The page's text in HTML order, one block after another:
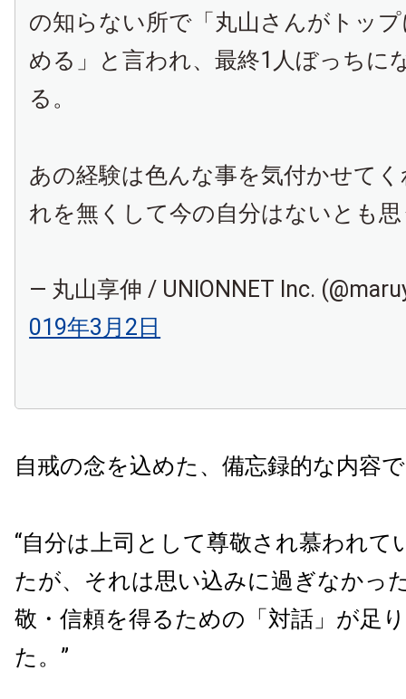
の知らない所で「丸山さんがトッ
める」と言われ、最終1人ぼっちに
る。
あの経験は色んな事を気付かせて
れを無くして今の自分はないとも
— 丸山享伸 / UNIONNET Inc.
019年3月2日
自戒の念を込めた、備忘録的な内容
“自分は上司として尊敬され慕われて
たが、それは思い込みに過ぎなかっ
敬・信頼を得るための「対話」が足
た。”